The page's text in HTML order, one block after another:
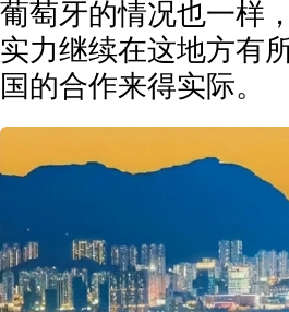
葡萄牙的情况也一样
实力继续在这地方有
国的合作来得实际。